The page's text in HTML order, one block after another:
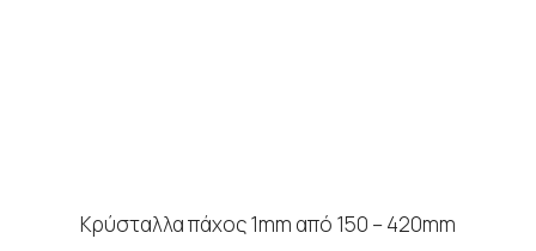
Κρύσταλλα πάχος 1mm από 150 – 420mm